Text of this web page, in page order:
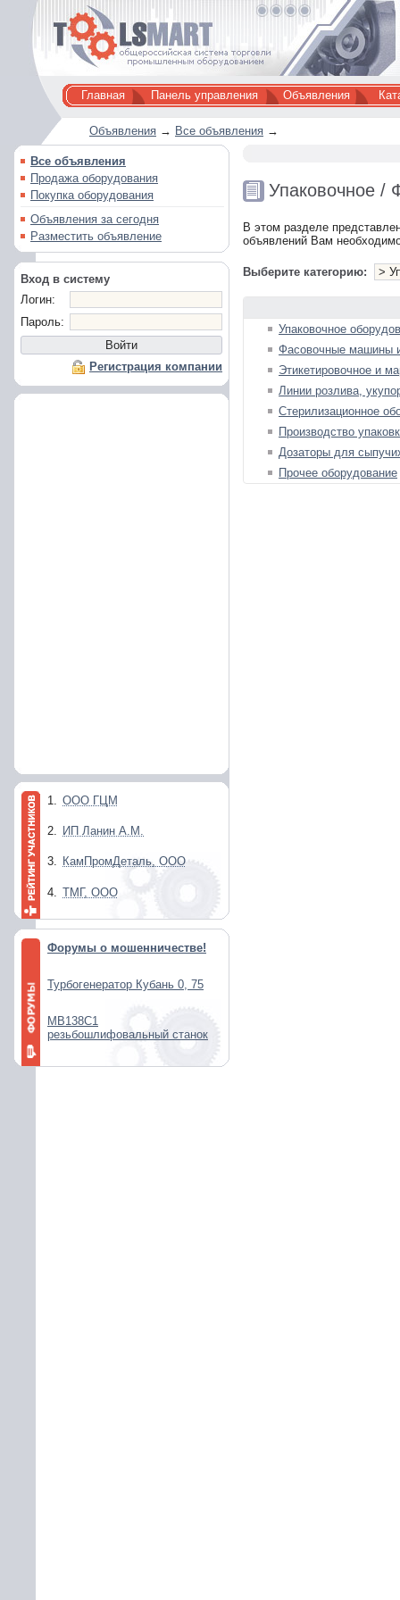
Главная Панель управления Объявления
Объявления → Все объявления →
Все объявления
Продажа оборудования
Покупка оборудования
Объявления за сегодня
Разместить объявление
Вход в систему
Логин:
Пароль:
Регистрация компании
1. ООО ГЦМ
2. ИП Ланин А.М.
3. КамПромДеталь, ООО
4. ТМГ, ООО
Форумы о мошенничестве!
Турбогенератор Кубань 0, 75
МВ138С1
резьбошлифовальный станок
Упаковочное /
В этом разделе
объявлений Вам
Выберите категорию:
Упаковочное
Фасовочные машины
Этикетировочное и
Линии розлива,
Стерилизационное
Производство
Дозаторы для
Прочее оборудование